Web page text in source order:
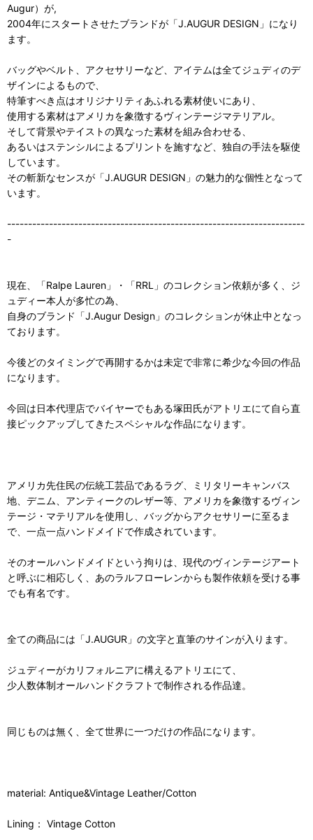
Augur）が,
2004年にスタートさせたブランドが「J.AUGUR DESIGN」になり
ます。
バッグやベルト、アクセサリーなど、アイテムは全てジュディのデ
ザインによるもので、
特筆すべき点はオリジナリティあふれる素材使いにあり、
使用する素材はアメリカを象徴するヴィンテージマテリアル。
そして背景やテイストの異なった素材を組み合わせる、
あるいはステンシルによるプリントを施すなど、独自の手法を駆使
しています。
その斬新なセンスが「J.AUGUR DESIGN」の魅力的な個性となって
います。
-----------------------------------------------------------------------
-
現在、「Ralpe Lauren」・「RRL」のコレクション依頼が多く、ジ
ュディー本人が多忙の為、
自身のブランド「J.Augur Design」のコレクションが休止中となっ
ております。
今後どのタイミングで再開するかは未定で非常に希少な今回の作品
になります。
今回は日本代理店でバイヤーでもある塚田氏がアトリエにて自ら直
接ピックアップしてきたスペシャルな作品になります。
アメリカ先住民の伝統工芸品であるラグ、ミリタリーキャンバス
地、デニム、アンティークのレザー等、アメリカを象徴するヴィン
テージ・マテリアルを使用し、バッグからアクセサリーに至るま
で、一点一点ハンドメイドで作成されています。
そのオールハンドメイドという拘りは、現代のヴィンテージアート
と呼ぶに相応しく、あのラルフローレンからも製作依頼を受ける事
でも有名です。
全ての商品には「J.AUGUR」の文字と直筆のサインが入ります。
ジュディーがカリフォルニアに構えるアトリエにて、
少人数体制オールハンドクラフトで制作される作品達。
同じものは無く、全て世界に一つだけの作品になります。
material: Antique&Vintage Leather/Cotton
Lining： Vintage Cotton